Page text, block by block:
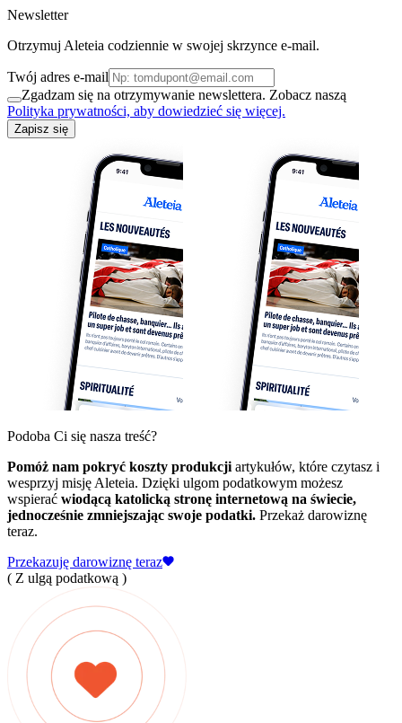
Newsletter
Otrzymuj Aleteia codziennie w swojej skrzynce e-mail.
Twój adres e-mail
Zgadzam się na otrzymywanie newslettera. Zobacz naszą
Polityka prywatności, aby dowiedzieć się więcej.
Zapisz się
Podoba Ci się nasza treść?
Pomóż nam pokryć koszty produkcji artykułów, które czytasz i
wesprzyj misję Aleteia. Dzięki ulgom podatkowym możesz
wspierać wiodącą katolicką stronę internetową na świecie,
jednocześnie zmniejszając swoje podatki. Przekaż darowiznę
teraz.
Przekazuję darowiznę teraz
( Z ulgą podatkową )